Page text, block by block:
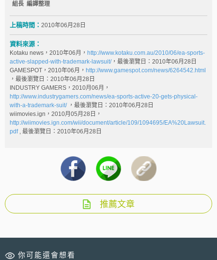
組長 編譯整理
上稿時間： 2010年06月28日
資料來源：
Kotaku news，2010年06月， http://www.kotaku.com.au/2010/06/ea-sports-
active-slapped-with-trademark-lawsuit/，最後瀏覽日：2010年06月28日
GAMESPOT，2010年06月， http://www.gamespot.com/news/6264542.html
，最後瀏覽日：2010年06月28日
INDUSTRY GAMERS，2010月06月，
http://www.industrygamers.com/news/ea-sports-active-20-gets-physical-
with-a-trademark-suit/，最後瀏覽日：2010年06月28日
wiimovies.ign，2010月05月28日，
http://wiimovies.ign.com/wii/document/article/109/1094695/EA%20Lawsuit.
pdf, 最後瀏覽日：2010年06月28日
推薦文章
你可能還會想看